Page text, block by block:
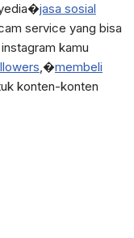
jasa sosial
service yang bisa
kamu
,�membeli
konten-konten